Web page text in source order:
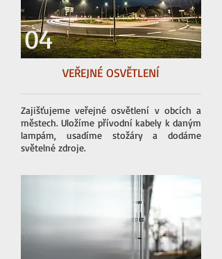
04
VEŘEJNÉ OSVĚTLENÍ
Zajišťujeme veřejné osvětlení v obcích a
městech. Uložíme přívodní kabely k daným
lampám, usadíme stožáry a dodáme
světelné zdroje.